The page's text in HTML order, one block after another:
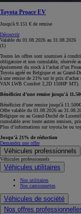
Toyota Proace EV
Jusqu'à 9.151 € de remise
Découvrir
Valable du 01.08.2026 au 31.08.2026
(1)
Toutes les offres sont soumises à
obligatoire et non cumulable, réservée
épuisement du stock à l’achat d’un
Toyota agréé en Belgique et au Grand-
à une remise de 21% sur le prix
VAN LWB Comfort 2,2D 150HP MT).
Bénéficiez d’une remise jusqu'à
Bénéficiez d’une remise jusqu'à
Offre valable du 01.08.2026 au
Belgique ou au Grand-Duché de
cumulable avec toute autres remises,
Plus d’informations sur toyota.be ou
Jusqu'à 21% de réduction
Demandez une offre
Véhicules professionnels
Véhicules professionnels
Véhicules utilitaires
Nos utilitaires
Nos camionnettes
Véhicules de société
Nos offres